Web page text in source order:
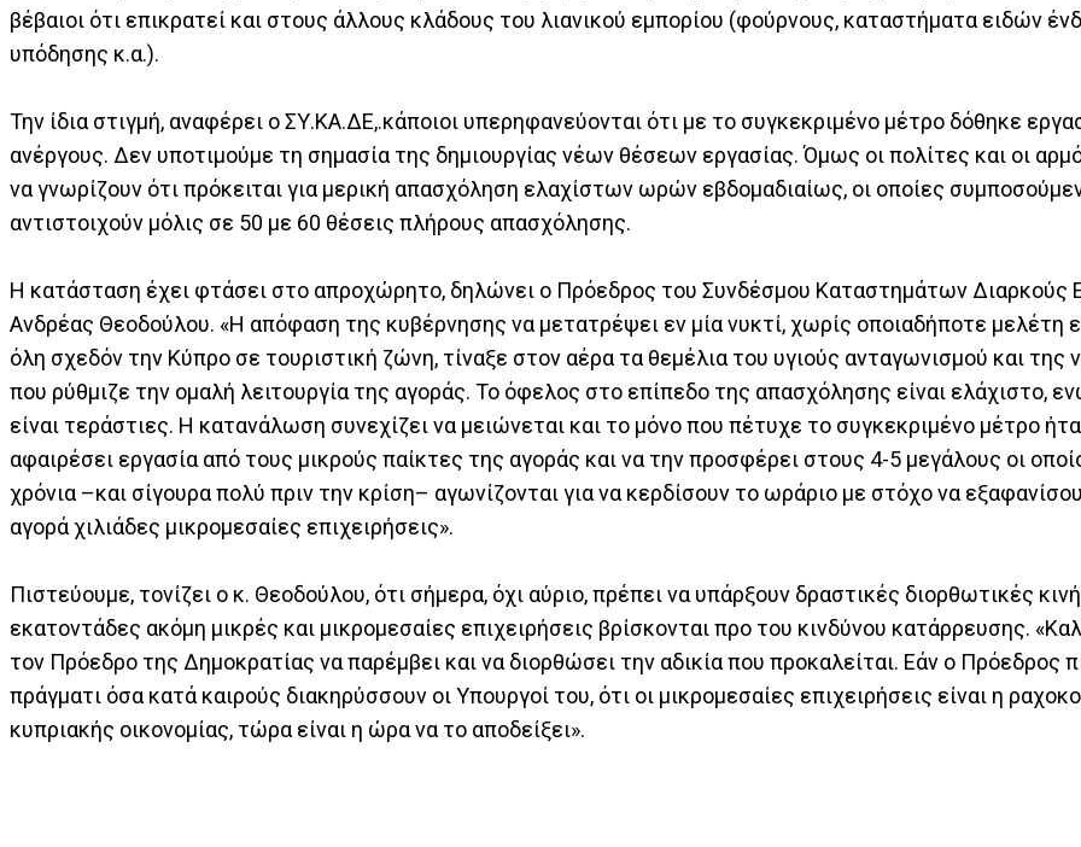
βέβαιοι ότι επικρατεί και στους άλλους κλάδους του λιανικού εμπορίου (φούρνους, καταστήματα ειδών
υπόδησης κ.α.).
Την ίδια στιγμή, αναφέρει ο ΣΥ.ΚΑ.ΔΕ,.κάποιοι υπερηφανεύονται ότι με το συγκεκριμένο μέτρο δόθηκε
ανέργους. Δεν υποτιμούμε τη σημασία της δημιουργίας νέων θέσεων εργασίας. Όμως οι πολίτες και οι
να γνωρίζουν ότι πρόκειται για μερική απασχόληση ελαχίστων ωρών εβδομαδιαίως, οι οποίες
αντιστοιχούν μόλις σε 50 με 60 θέσεις πλήρους απασχόλησης.
Η κατάσταση έχει φτάσει στο απροχώρητο, δηλώνει ο Πρόεδρος του Συνδέσμου Καταστημάτων Διαρκούς
Ανδρέας Θεοδούλου. «Η απόφαση της κυβέρνησης να μετατρέψει εν μία νυκτί, χωρίς οποιαδήποτε μελέτη
όλη σχεδόν την Κύπρο σε τουριστική ζώνη, τίναξε στον αέρα τα θεμέλια του υγιούς ανταγωνισμού και της
που ρύθμιζε την ομαλή λειτουργία της αγοράς. Το όφελος στο επίπεδο της απασχόλησης είναι ελάχιστο,
είναι τεράστιες. Η κατανάλωση συνεχίζει να μειώνεται και το μόνο που πέτυχε το συγκεκριμένο μέτρο
αφαιρέσει εργασία από τους μικρούς παίκτες της αγοράς και να την προσφέρει στους 4-5 μεγάλους οι
χρόνια –και σίγουρα πολύ πριν την κρίση– αγωνίζονται για να κερδίσουν το ωράριο με στόχο να
αγορά χιλιάδες μικρομεσαίες επιχειρήσεις».
Πιστεύουμε, τονίζει ο κ. Θεοδούλου, ότι σήμερα, όχι αύριο, πρέπει να υπάρξουν δραστικές διορθωτικές
εκατοντάδες ακόμη μικρές και μικρομεσαίες επιχειρήσεις βρίσκονται προ του κινδύνου κατάρρευσης.
τον Πρόεδρο της Δημοκρατίας να παρέμβει και να διορθώσει την αδικία που προκαλείται. Εάν ο Πρόεδρος
πράγματι όσα κατά καιρούς διακηρύσσουν οι Υπουργοί του, ότι οι μικρομεσαίες επιχειρήσεις είναι η
κυπριακής οικονομίας, τώρα είναι η ώρα να το αποδείξει».